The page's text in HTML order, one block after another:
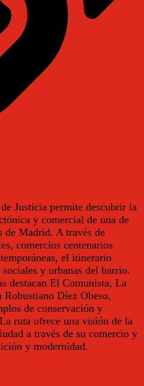
Justicia permite descubrir la
y comercial de una de
de Madrid. A través de
comercios centenarios
el itinerario
y urbanas del barrio.
destacan El Comunista, La
Robustiano Díez Obeso,
de conservación y
ruta ofrece una visión de la
a través de su comercio y
y modernidad.